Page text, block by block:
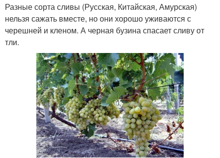
Разные сорта сливы (Русская, Китайская, Амурская)
нельзя сажать вместе, но они хорошо уживаются с
черешней и кленом. А черная бузина спасает сливу от
тли.